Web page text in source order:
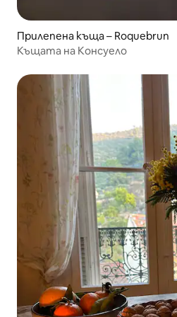
Прилепена къща – Roquebrun
Къщата на Консуело